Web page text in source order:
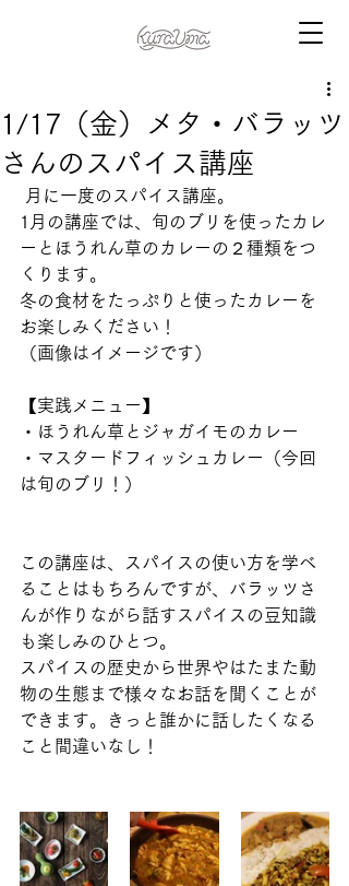
1/17（金）メタ・バラッツ
さんのスパイス講座
月に一度のスパイス講座。
1月の講座では、旬のブリを使ったカレ
ーとほうれん草のカレーの２種類をつ
くります。
冬の食材をたっぷりと使ったカレーを
お楽しみください！
（画像はイメージです）
【実践メニュー】
・ほうれん草とジャガイモのカレー
・マスタードフィッシュカレー（今回
は旬のブリ！）
この講座は、スパイスの使い方を学べ
ることはもちろんですが、バラッツさ
んが作りながら話すスパイスの豆知識
も楽しみのひとつ。
スパイスの歴史から世界やはたまた動
物の生態まで様々なお話を聞くことが
できます。きっと誰かに話したくなる
こと間違いなし！